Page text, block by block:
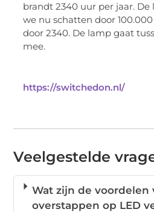
brandt 2340 uur per jaar.
we nu schatten door
door 2340. De lamp gaat
mee.
https://switchedon.nl/
Veelgestelde
Wat zijn de voordelen
overstappen op LED